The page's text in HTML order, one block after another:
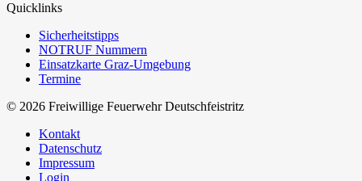
Quicklinks
Sicherheitstipps
NOTRUF Nummern
Einsatzkarte Graz-Umgebung
Termine
© 2026 Freiwillige Feuerwehr Deutschfeistritz
Kontakt
Datenschutz
Impressum
Login